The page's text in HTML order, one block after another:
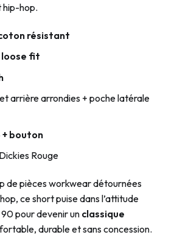
hip-hop.
résistant
loose fit
arrière arrondies + poche latérale
+ bouton
Rouge
de pièces workwear détournées
ce short puise dans l’attitude
pour devenir un classique
durable et sans concession.